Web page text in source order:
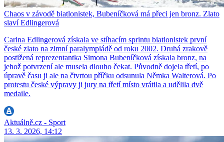
Chaos v závodě biatlonistek, Bubeníčková má přeci jen bronz. Zlato
slaví Edlingerová
Carina Edlingerová získala ve stíhacím sprintu biatlonistek první
české zlato na zimní paralympiádě od roku 2002. Druhá zrakově
postižená reprezentantka Simona Bubeníčková získala bronz, na
jehož potvrzení ale musela dlouho čekat. Původně dojela třetí, po
úpravě času ji ale na čtvrtou příčku odsunula Němka Walterová. Po
protestu české výpravy ji jury na třetí místo vrátila a udělila dvě
medaile.
Aktuálně.cz - Sport
13. 3. 2026, 14:12